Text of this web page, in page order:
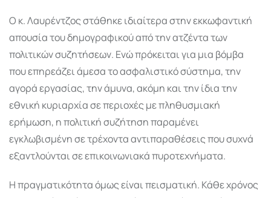
Ο κ. Λαυρέντζος στάθηκε ιδιαίτερα στην εκκωφαντική
απουσία του δημογραφικού από την ατζέντα των
πολιτικών συζητήσεων. Ενώ πρόκειται για μια βόμβα
που επηρεάζει άμεσα το ασφαλιστικό σύστημα, την
αγορά εργασίας, την άμυνα, ακόμη και την ίδια την
εθνική κυριαρχία σε περιοχές με πληθυσμιακή
ερήμωση, η πολιτική συζήτηση παραμένει
εγκλωβισμένη σε τρέχοντα αντιπαραθέσεις που συχνά
εξαντλούνται σε επικοινωνιακά πυροτεχνήματα.
Η πραγματικότητα όμως είναι πεισματική. Κάθε χρόνος